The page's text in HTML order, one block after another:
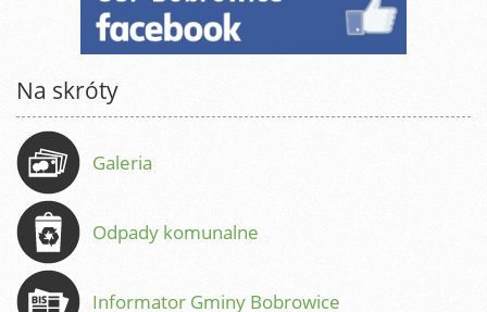
Na skróty
Galeria
Odpady komunalne
Informator Gminy Bobrowice